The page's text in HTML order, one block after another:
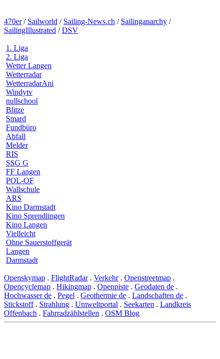
470er/ Sailworld / Sailing-News.ch / Sailinganarchy /
SailingIllustrated /DSV
1. Liga
2. Liga
Wetter Langen
Wetterradar
WetterradarAni
Windytv
nullschool
Blitze
Smard
Fundbüro
Abfall
Melder
RIS
SSG G
FF Langen
POL-OF
Wallschule
ARS
Kino Darmstadt
Kino Sprendlingen
Kino Langen
Vielleicht
Ohne Sauerstoffgerät
Langen
Darmstadt
Openskymap . FlightRadar. Verkehr. Openstreetmap .
Opencyclemap . Hikingmap . Openpiste . Geodaten de .
Hochwasser de . Pegel . Geothermie de . Landschaften de .
Stickstoff. Strahlung . Umweltportal . Seekarten . Landkreis
Offenbach . Fahrradzählstellen . OSM Blog